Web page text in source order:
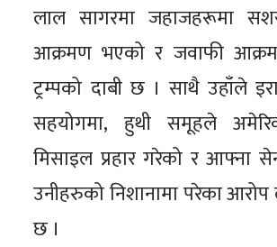
लाल सागरमा जहाजहरूमा
आक्रमण भएको र जवाफी
ट्रम्पको दाबी छ । साथै उहाँले
सहयोगमा, हुथी समूहले
मिसाइल प्रहार गरेको र आफ्ना
उनीहरुको निशानामा परेका
छ ।